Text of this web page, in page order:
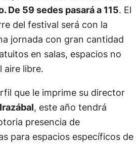
De 59 sedes pasará a 115. El
del festival será con la
jornada con gran cantidad
en salas, espacios no
aire libre.
que le imprime su director
, este año tendrá
presencia de
para espacios específicos de